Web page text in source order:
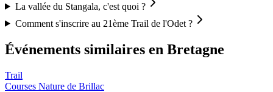
La vallée du Stangala, c'est quoi ?
Comment s'inscrire au 21ème Trail de l'Odet ?
Événements similaires en Bretagne
Trail
Courses Nature de Brillac